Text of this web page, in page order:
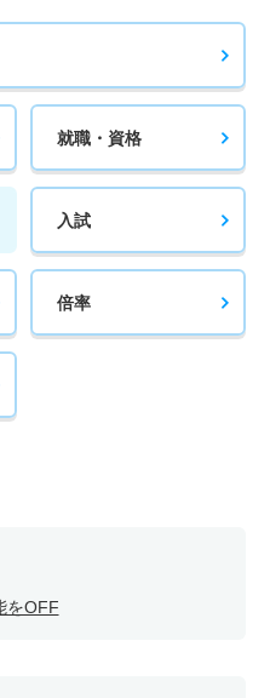
就職・資格
入試
倍率
をOFF